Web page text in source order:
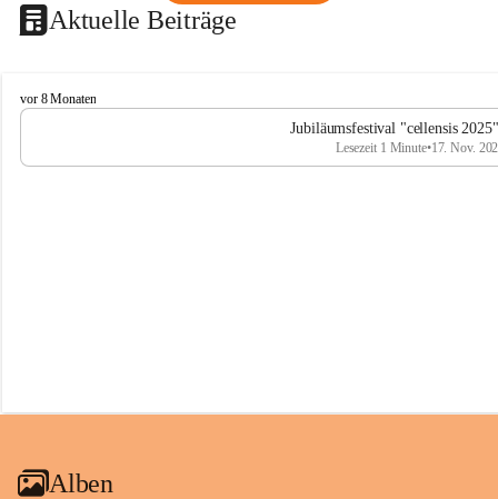
Aktuelle Beiträge
C
e
l
vor 8 Monaten
Jubiläumsfestival "cellensis
Lesezeit 1 Minute•17. Nov.
Alben